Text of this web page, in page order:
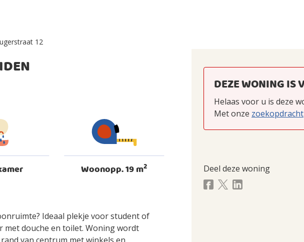
12
Woonopp. 19 m2
Ideaal plekje voor student of
douche en toilet. Woning wordt
DEZE WONING IS
Helaas voor u is deze
Met onze zoekopdracht
Deel deze woning